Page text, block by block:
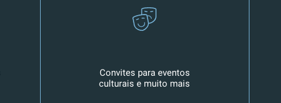
Convites para eventos
culturais e muito mais